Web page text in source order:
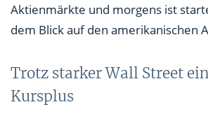
Aktienmärkte und morgens ist
dem Blick auf den amerikanischen
Trotz starker Wall Street
Kursplus